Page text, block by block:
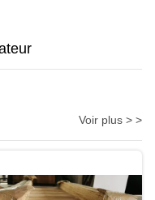
Voir plus > >